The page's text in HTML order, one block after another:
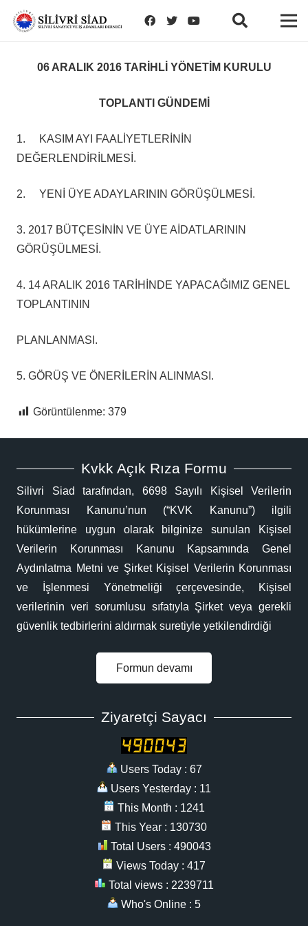
06 ARALIK 2016 TARİHLİ YÖNETİM KURULU
TOPLANTI GÜNDEMİ
1. KASIM AYI FAALİYETLERİNİN
DEĞERLENDİRİLMESİ.
2. YENİ ÜYE ADAYLARININ GÖRÜŞÜLMESİ.
3. 2017 BÜTÇESİNİN VE ÜYE AİDATLARININ
GÖRÜŞÜLMESİ.
4. 14 ARALIK 2016 TARİHİNDE YAPACAĞIMIZ GENEL
TOPLANTININ
PLANLANMASI.
5. GÖRÜŞ VE ÖNERİLERİN ALINMASI.
Görüntülenme: 379
Kvkk Açık Rıza Formu
Silivri Siad tarafından, 6698 Sayılı Kişisel Verilerin
Korunması Kanunu’nun (“KVK Kanunu”) ilgili
hükümlerine uygun olarak bilginize sunulan Kişisel
Verilerin Korunması Kanunu Kapsamında Genel
Aydınlatma Metni ve Şirket Kişisel Verilerin Korunması
ve İşlenmesi Yönetmeliği çerçevesinde, Kişisel
verilerinin veri sorumlusu sıfatıyla Şirket veya gerekli
güvenlik tedbirlerini aldırmak suretiyle yetkilendirdiği
Formun devamı
Ziyaretçi Sayacı
Users Today : 67
Users Yesterday : 11
This Month : 1241
This Year : 130730
Total Users : 490043
Views Today : 417
Total views : 2239711
Who's Online : 5